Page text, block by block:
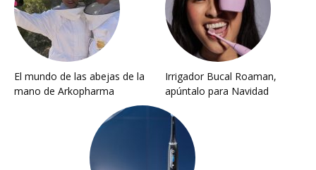
El mundo de las abejas de la
mano de Arkopharma
Irrigador Bucal Roaman,
apúntalo para Navidad